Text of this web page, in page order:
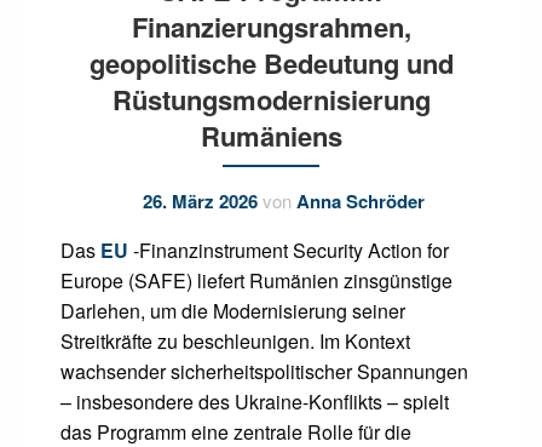
Finanzierungsrahmen,
geopolitische Bedeutung und
Rüstungsmodernisierung
Rumäniens
26. März 2026 von Anna Schröder
Das EU -Finanzinstrument Security Action for
Europe (SAFE) liefert Rumänien zinsgünstige
Darlehen, um die Modernisierung seiner
Streitkräfte zu beschleunigen. Im Kontext
wachsender sicherheitspolitischer Spannungen
– insbesondere des Ukraine-Konflikts – spielt
das Programm eine zentrale Rolle für die